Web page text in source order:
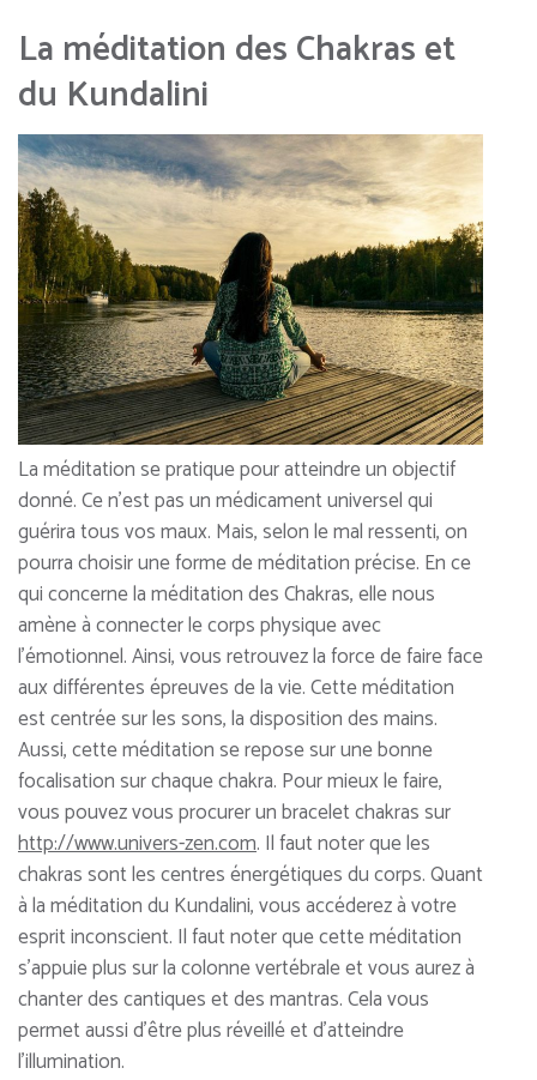
La méditation des Chakras et
du Kundalini
La méditation se pratique pour atteindre un objectif
donné. Ce n’est pas un médicament universel qui
guérira tous vos maux. Mais, selon le mal ressenti, on
pourra choisir une forme de méditation précise. En ce
qui concerne la méditation des Chakras, elle nous
amène à connecter le corps physique avec
l’émotionnel. Ainsi, vous retrouvez la force de faire face
aux différentes épreuves de la vie. Cette méditation
est centrée sur les sons, la disposition des mains.
Aussi, cette méditation se repose sur une bonne
focalisation sur chaque chakra. Pour mieux le faire,
vous pouvez vous procurer un bracelet chakras sur
http://www.univers-zen.com. Il faut noter que les
chakras sont les centres énergétiques du corps. Quant
à la méditation du Kundalini, vous accéderez à votre
esprit inconscient. Il faut noter que cette méditation
s’appuie plus sur la colonne vertébrale et vous aurez à
chanter des cantiques et des mantras. Cela vous
permet aussi d’être plus réveillé et d’atteindre
l’illumination.